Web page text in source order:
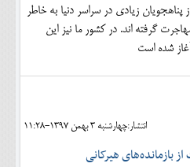
پناهجویان زیادی در سراسر دنیا به خاطر
گرفته اند. در کشور ما نیز این
شده است
انتشار:چهارشنبه 3 بهمن 1397-11:28
بازمانده‌های هیرکانی